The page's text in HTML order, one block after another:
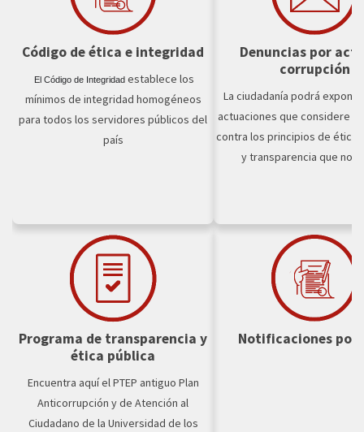
Código de ética e integridad
El Código de Integridad establece los
mínimos de integridad homogéneos
para todos los servidores públicos del
país
Denuncias por
corrupción
La ciudadanía podrá
actuaciones que considere
contra los principios de
y transparencia que nos
Programa de transparencia y
ética pública
Encuentra aquí el PTEP antiguo Plan
Anticorrupción y de Atención al
Ciudadano de la Universidad de los
Notificaciones por